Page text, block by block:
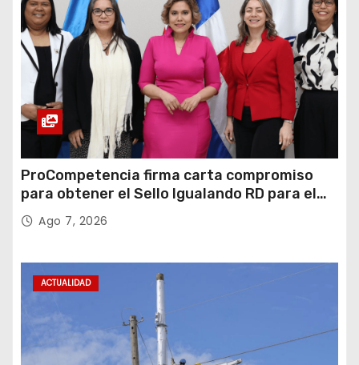
ProCompetencia firma carta compromiso
para obtener el Sello Igualando RD para el
Sector Público
Ago 7, 2026
ACTUALIDAD